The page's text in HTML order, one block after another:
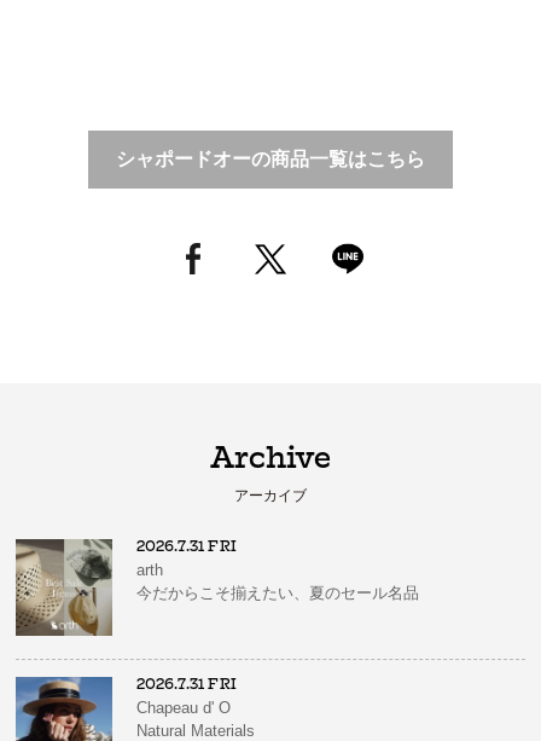
シャポードオーの商品一覧はこちら
Archive
アーカイブ
2026.7.31 FRI
arth
今だからこそ揃えたい、夏のセール名品
2026.7.31 FRI
Chapeau d' O
Natural Materials